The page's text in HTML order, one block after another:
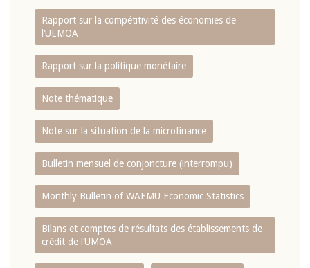
Rapport sur la compétitivité des économies de
l‘UEMOA
Rapport sur la politique monétaire
Note thématique
Note sur la situation de la microfinance
Bulletin mensuel de conjoncture (interrompu)
Monthly Bulletin of WAEMU Economic Statistics
Bilans et comptes de résultats des établissements de
crédit de l‘UMOA